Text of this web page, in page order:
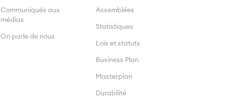
Communiqués aux
médias
On parle de nous
Assemblées
Statistiques
Lois et statuts
Business Plan
Masterplan
Durabilité